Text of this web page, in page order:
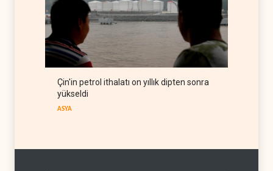
Çin'in petrol ithalatı on yıllık dipten sonra
yükseldi
ASYA